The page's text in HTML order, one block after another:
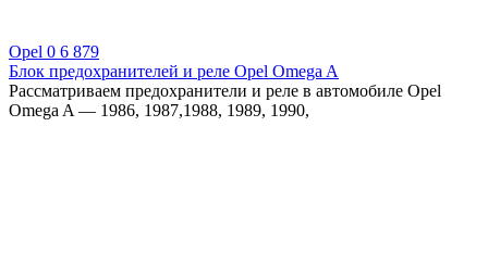
Opel 0 6 879
Блок предохранителей и реле Opel Omega A
Рассматриваем предохранители и реле в автомобиле Opel
Omega A — 1986, 1987,1988, 1989, 1990,